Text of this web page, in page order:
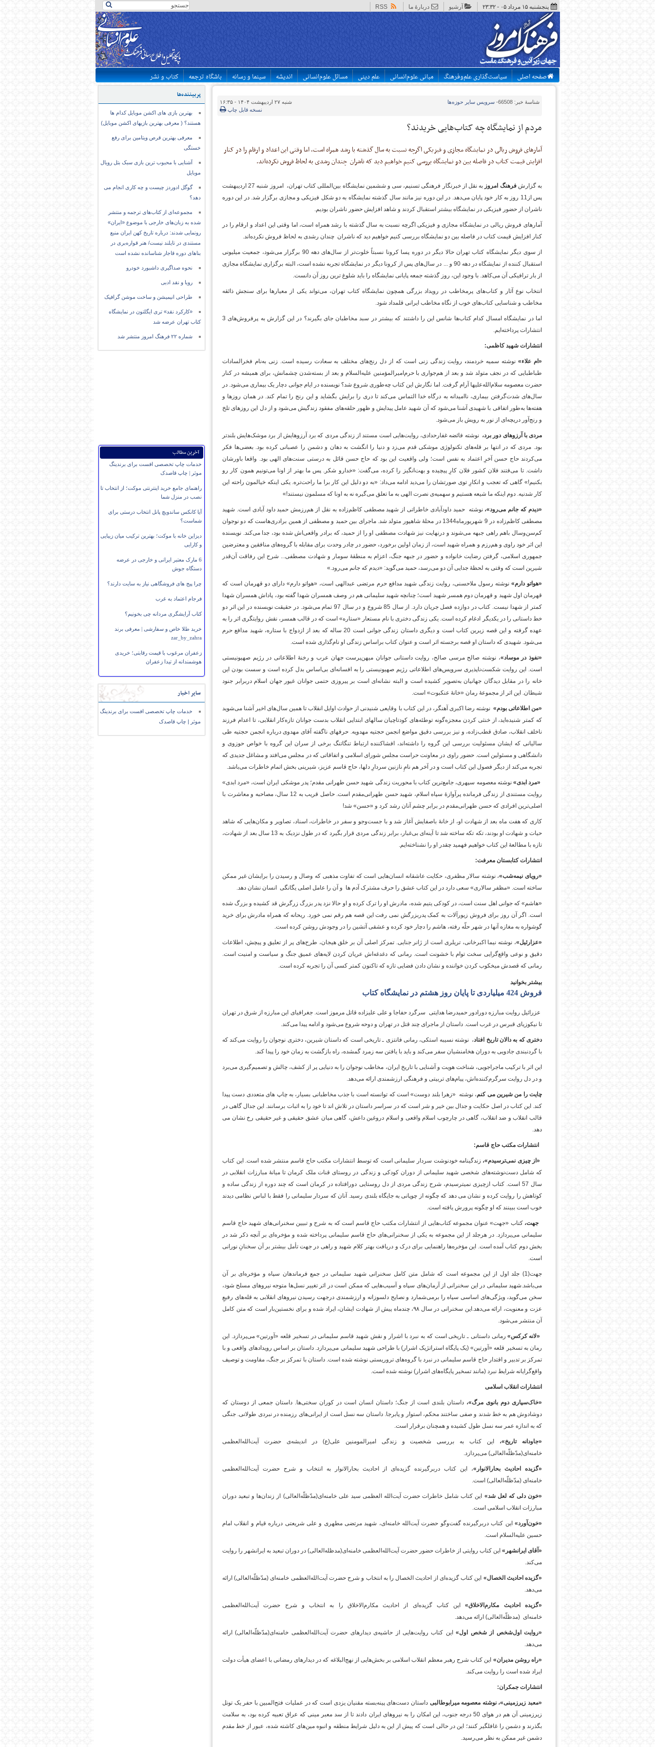
پنجشنبه ۱۵ مرداد ۰۵ - ۲۳:۳۲ آرشیو دربارهٔ ما RSS
پایگاه اطلاع رسانی فرهنگ
امروز
صفحه اصلی سیاست‌گذاری علم‌وفرهنگ مبانی علوم‌انسانی علم دینی مسائل علوم‌انسانی اندیشه سینما و رسانه باشگاه ترجمه کتاب و نشر
پربیننده‌ها
بهترین بازی های اکشن موبایل کدام ها
هستند؟ ( معرفی بهترین بازیهای اکشن موبایل)
معرفی بهترین قرص ویتامین برای رفع
خستگی
آشنایی با محبوب ترین بازی سبک بتل رویال
موبایل
گوگل ادوردز چیست و چه کاری انجام می
دهد؟
مجموعه‌ای از کتاب‌های ترجمه و منتشر
شده به زبان‌های خارجی با موضوع «ایران»
رونمایی شدند: درباره تاریخ کهن ایران منبع
مستندی در تایلند نیست/ هنر قواره‌بری در
بناهای دوره قاجار شناسانده نشده است
نحوه صداگیری داشبورد خودرو
رویا و نقد ادبی
طراحی انیمیشن و ساخت موشن گرافیک
«کارکرد نقد» تری ایگلتون در نمایشگاه
کتاب تهران عرضه شد
شماره ۲۲ فرهنگ امروز منتشر شد
آخرین مطالب
خدمات چاپ تخصصی افست برای برندینگ
موثر | چاپ قاصدک
راهنمای جامع خرید اینترنتی موکت؛ از انتخاب تا
نصب در منزل شما
آیا کانکس ساندویچ پانل انتخاب درستی برای
شماست؟
دیزاین خانه با موکت؛ بهترین ترکیب میان زیبایی
و کارایی
6 مارک معتبر ایرانی و خارجی در عرضه
دستگاه جوش
چرا پیج های فروشگاهی نیاز به سایت دارند؟
فرجام اعتماد به غرب
کتاب آرایشگری مردانه چی بخونیم؟
خرید طلا خاص و سفارشی | معرفی برند
zar_by_zahra
زعفران مرغوب با قیمت رقابتی؛ خریدی
هوشمندانه از تیدا زعفران
سایر اخبار
خدمات چاپ تخصصی افست برای برندینگ
موثر | چاپ قاصدک
شنبه ۲۷ اردیبهشت ۱۴۰۴ - ۱۶:۳۵ شناسهٔ خبر: 66508 - سرویس سایر حوزه‌ها
نسخه قابل چاپ
مردم از نمایشگاه چه کتاب‌هایی خریدند؟
آمارهای فروش ریالی در نمایشگاه مجازی و فیزیکی اگرچه نسبت به سال گذشته با رشد همراه است،‌ اما وقتی این اعداد و ارقام را در کنار
افزایش قیمت کتاب در فاصله بین دو نمایشگاه بررسی کنیم خواهیم دید که ناشران چندان رشدی به لحاظ فروش نکرده‌اند.
به گزارشفرهنگ امروز
به نقل از خبرنگار فرهنگی تسنیم،‌ سی و ششمین نمایشگاه بین‌المللی کتاب تهران، امروز شنبه 27 اردیبهشت
پس از11 روز به کار خود پایان می‌دهد. در این دوره نیز مانند سال گذشته نمایشگاه به دو شکل فیزیکی و مجازی برگزار شد. در این دوره
ناشران از حضور فیزیکی در نمایشگاه بیشتر استقبال کردند و شاهد افزایش حضور ناشران بودیم.
آمارهای فروش ریالی در نمایشگاه مجازی و فیزیکی اگرچه نسبت به سال گذشته با رشد همراه است،‌ اما وقتی این اعداد و ارقام را در
کنار افزایش قیمت کتاب در فاصله بین دو نمایشگاه بررسی کنیم خواهیم دید که ناشران چندان رشدی به لحاظ فروش نکرده‌اند.
از سوی دیگر نمایشگاه کتاب تهران حالا دیگر در دوره پسا کرونا نسبتاً خلوت‌تر از سال‌های دهه 90 برگزار می‌شود،‌ جمعیت میلیونی
استقبال کننده از نمایشگاه در دهه 90 و ... در سال‌های پس از کرونا دیگر در نمایشگاه تجربه نشده است،‌ البته برگزاری نمایشگاه مجازی
از بار ترافیکی آن می‌کاهد. با وجود این، روز گذشته جمعه پایانی نمایشگاه را باید شلوغ ترین روز آن دانست.
انتخاب نوع آثار و کتاب‌های پرمخاطب در رویداد بزرگی همچون نمایشگاه کتاب تهران، می‌تواند یکی از معیارها برای سنجش ذائقه
مخاطب و شناسایی کتاب‌های خوب از نگاه مخاطب ایرانی قلمداد شود.
اما در نمایشگاه امسال کدام کتاب‌ها شانس این را داشتند که بیشتر در سبد مخاطبان جای بگیرند؟ در این گزارش به پرفروش‌های 3
انتشارات پرداخته‌ایم.
انتشارات شهید کاظمی:
«ام علاء»نوشته سمیه خردمند، روایت زندگی زنی است که از دل رنج‌های مختلف به سعادت رسیده است. زنی به‌نام فخرالسادات
طباطبایی که در نجف متولد شد و بعد از هم‌جواری با حرم‌امیرالمؤمنین علیه‌السلام و بعد از بسته‌شدن چشمانش، برای همیشه در کنار
حضرت معصومه سلام‌الله‌علیها آرام گرفت. اما نگارش این کتاب چه‌طوری شروع شد؟ نویسنده در ایام جوانی دچار یک بیماری می‌شود. در
سال‌های شدت‌گرفتن بیماری، ناامیدانه به درگاه خدا التماس می‌کند تا دری را برایش بگشاید و این رنج را تمام کند. در همان روزها و
هفته‌ها به‌طور اتفاقی با شهیدی آشنا می‌شود که آن شهید عامل پیدایش و ظهور حلقه‌های مفقود زندگیش می‌شود و از دل این روزهای تلخ
و رنج‌آور دریچه‌ای از نور به رویش باز می‌شود.
مردی با آرزوهای دور برد،‌ نوشته فائضه غفارحدادی، روایت‌هایی است مستند از زندگی مردی که برد آرزوهایش از برد موشک‌هایش بلندتر
بود. مردی که در انتها بر قله‌های تکنولوژی موشکی قدم می‌زد و دنیا را انگشت به دهان و دشمن را عصبانی کرده بود. بعضی‌ها فکر
می‌کردند حاج حسن آخرِ اعتماد به نفس است؛ ولی واقعیت این بود که حاج حسن قائل به درستی سنت‌های الهی بود. واقعا باورشان
داشت. تا می‌فتند فلان کشور فلان کارِ پیچیده و بهت‌انگیز را کرده، می‌گفت: «خدارو شکر. پس ما بهتر از اونا می‌تونیم همون کار رو
بکنیم!» گاهی که تعجب و انکارِ ‌توی صورتشان را می‌دید ادامه می‌داد: «به دو دلیل این کار برا ما راحت‌تره. یکی اینکه خیالمون راحته این
کار شدنیه. دوم اینکه ما شیعه هستیم و سهمیه‌ی نصرت الهی به ما تعلق می‌گیره نه به اونا که مسلمون نیستند!»
«دیدم که جانم می‌رود»،‌نوشته حمید داودآبادی خاطراتی از شهید مصطفی کاظم‌زاده به نقل از هم‌رزمش حمید داود آبادی است. شهید
مصطفی کاظم‌زاده در 9 شهریورماه1344 در محلۀ شاهپور متولد شد. ماجرای بین حمید و مصطفی از همین برادری‌هاست که دو نوجوان
کم‌سن‌وسال باهم راهی جبهه می‌شوند و درنهایت نیز شهادت مصطفی او را از حمید، که برادر واقعی‌اش شده بود، جدا می‌کند. نویسنده
این اثر خود راوی و هم‌رزم و همراه شهید است، از زمان اولین برخورد، حضور در چادر وحدت برای مقابله با گروه‌های منافقین و معترضین
جمهوری اسلامی، گرفتن رضایت خانواده و حضور در جبهه جنگ، اعزام به منطقۀ سومار و شهادت مصطفی... شرح این رفاقت آن‌قدر
شیرین است که وقتی به لحظۀ جدایی آن دو می‌رسد، حمید می‌گوید: «دیدم که جانم می‌رود.»
«هواتو دارم»نوشته رسول ملاحسنی‌، روایت زندگی شهید مدافع حرم مرتضی عبدالهی است،‌ «هواتو دارم» دارای دو قهرمان است که
قهرمان اول شهید و قهرمان دوم همسر شهید است؛ چنانچه شهید سلیمانی هم در وصف همسران شهدا گفته بود، پاداش همسران شهدا
کمتر از شهدا نیست. کتاب در دوازده فصل جریان دارد. از سال 85 شروع و در سال 97 تمام می­‌شود. در حقیقت نویسنده در این اثر دو
خط داستانی را در یکدیگر ادغام کرده است. یکی زندگی دختری با نام مستعار «ستاره» است که در قالب همسر، نقش روایتگری اثر را به
عهده گرفته و این قصه زیرین کتاب است و دیگری داستان زندگی جوانی است 20 ساله که بعد از ازدواج با ستاره، شهید مدافع حرم
می‌شود. شهیدی که داستان او قصه برجسته اثر است و عنوان کتاب براساس زندگی او نام‌گذاری شده است.
«نفوذ در موساد»، نوشته صالح مرسی صالح، روایت داستانی جوانان میهن‌پرست جهان عرب و رخنۀ اطلاعاتی در رژیم صهیونیستی
است. این روایت شکست‌ناپذیری سرویس‌های اطلاعاتی رژیم صهیونیستی را به افسانه‌ای بی‌اساس بدل کرده است و سست بودن این
خانه را در مقابل دیدگان جهانیان به‌تصویر کشیده است و البته نشانه‌ای است بر پیروزی حتمی جوانان غیور جهان اسلام دربرابر جنود
شیطان. این اثر از مجموعۀ رمان «خانۀ عنکبوت» است.
«من اطلاعاتی بودم» نوشته رضا اکبری آهنگر، در این کتاب با وقایعی شنیدنی از حوادث اوایل انقلاب تا همین سال‌های اخیر آشنا می‌شوید
که کمتر شنیده‌اید، از خنثی کردن معجزه‌گونه توطئه‌های کودتاچیان سالهای ابتدایی انقلاب‌ بدست جوانان تازه‌کار انقلابی، تا اعدام فرزند
ناخلف انقلاب، صادق قطب‌زاده، و نیز بررسی دقیق مواضع انجمن حجتیه مهدویه. حرفهای ناگفته آقای مهدوی درباره انجمن حجتیه طی
سالیانی که ایشان مسئولیت بررسی این گروه را داشته‌اند، افشاکننده ارتباط تنگاتنگ برخی از سران این گروه با خواص حوزوی و
دانشگاهی و مسئولین است. حضور راوی در معاونت حراست مجلس شورای اسلامی و اتفاقاتی که در مجلس می‌افتد و مشاغل جدیدی که
تجربه می‌کند از دیگر فصول این کتاب است و در آخر هم نامِ نازنین سردارِ دلها، حاج قاسم عزیز، شیرینی بخش اتمام خاطرات می‌باشد.
«مرد ابدی» نوشته معصومه سپهری،‌ جامع‌ترین کتاب با محوریت زندگی شهید حسن طهرانی مقدم؛ پدر موشکی ایران است، «مرد ابدی»
روایت مستندی از زندگی فرمانده پرآوازۀ سپاه اسلام، شهید حسن طهرانی‌مقدم است. حاصل قریب به 12 سال، مصاحبه و معاشرت با
اصلی‌ترین افرادی که حسن طهرانی‌مقدم در برابر چشم آنان رشد کرد و «حسن» شد!
کاری که هفت ماه بعد از شهادت او، از خانۀ باصفایش آغاز شد و با جست‌وجو و سفر در خاطرات، اسناد، تصاویر و مکان‌هایی که شاهد
حیات و شهادت او بودند، تکه تکه ساخته شد تا آینه‌ای بی‌غبار، برابر زندگی مردی قرار بگیرد که در طول نزدیک به 13 سال بعد از شهادت،
تازه با مطالعۀ این کتاب خواهیم فهمید چقدر او را نشناخته‌ایم.
انتشارات کتابستان معرفت:
«رویای نیمه‌شب»،‌ نوشته سالار مظفری، حکایت عاشقانه انسان‌هایی است که تفاوت مذهبی که وصال و رسیدن را برایشان غیر ممکن
ساخته است. «مظفر سالاری» سعی دارد در این کتاب عشق را حرف مشترک آدم ها و آن را عامل اصلی یگانگی انسان نشان دهد.
«هاشم» که جوانی اهل سنت است، در کودکی یتیم شده، مادرش او را ترک کرده و او حالا نزد پدر بزرگ زرگرش قد کشیده و بزرگ شده
است. اگر آن روز برای فروش زیورآلات به کمک پدربزرگش نمی رفت این قصه هم رقم نمی خورد. ریحانه که همراه مادرش برای خرید
گوشواره به مغازه آنها در شهر حلّه رفته، هاشم را دچار خود کرده و عشقی آتشین را در وجودش روشن کرده است.
«عزارئیل»، نوشته نیما اکبرخانی،‌ تریلری است از ژانر جنایی. تمرکز اصلی آن بر خلق هیجان، طرح‌های پر از تعلیق و پیچش، اطلاعات
دقیق و نوعی واقع‌گرایی سخت توام با خشونت است. رمانی که دغدغه‌اش عریان کردن لایه‌های عمیق جنگ و سیاست و امنیت است.
رمانی که قصدش میخکوب کردن خواننده و نشان دادن فضایی تازه که تاکنون کمتر کسی آن را تجربه کرده است.
بیشتر بخوانید
فروش 424 میلیاردی تا پایان روز هشتم در نمایشگاه کتاب
عزرائیل روایت مبارزه دورادور حمیدرضا هدایتی سرگرد حفاجا و علی علیزاده قاتل مرموز است. جغرافیای این مبارزه از شرق در تهران
تا نیکوزیای قبرس در غرب است. داستان از ماجرای چند قتل در تهران و دوحه شروع می‌شود و ادامه پیدا می‌کند.
دختری که به دالان تاریخ افتاد، نوشته نسیبه استکی، رمانی فانتزی ـ تاریخی است که داستان شیرین، دختری نوجوان را روایت می‌کند که
با گردنبندی جادویی به دوران هخامنشیان سفر می‌کند و باید با یافتن سه زمرد گمشده، راه بازگشت به زمان خود را پیدا کند.
این اثر با ترکیب ماجراجویی، شناخت هویت و آشنایی با تاریخ ایران، مخاطب نوجوان را به دنیایی پر از کشف، چالش و تصمیم‌گیری می‌برد
و در دل روایت سرگرم‌کننده‌اش، پیام‌های تربیتی و فرهنگی ارزشمندی ارائه می‌دهد.
چایت را من شیرین می کنم،‌ نوشته «زهرا بلند دوست» است که توانسته است با جذب مخاطبانی بسیار، به چاپ های متعددی دست پیدا
کند. این کتاب در اصل حکایت و جدال بین خیر و شر است که در سراسر داستان در تلاش اند تا خود را به اثبات برسانند. این جدال گاهی در
قالب انقلاب و ضد انقلاب، گاهی در چارچوب اسلام واقعی و اسلام دروغین داعش، گاهی میان عشق حقیقی و غیر حقیقی رخ نشان می
دهد.
انتشارات مکتب حاج قاسم:
«از چیزی نمی‌ترسیدم»، زندگینامه‌ خودنوشت سردار سلیمانی است که توسط انتشارات مکتب حاج قاسم منتشر شده است. این کتاب
که شامل دست‌نوشته‌های شخصی شهید سلیمانی از دوران کودکی و زندگی در روستای قنات ملک کرمان تا میانهٔ مبارزات انقلابی در
سال 57 است. کتاب ازچیزی نمیترسیدم، شرح زندگی مردی از دل روستایی دورافتاده در کرمان است که چند دوره از زندگی ساده و
کوتاهش را روایت کرده و نشان می دهد که چگونه از چوپانی به جایگاه بلندی رسید. آنان که سردار سلیمانی را فقط با لباس نظامی دیدند
خوب است ببینند که او چگونه پرورش یافته است.
جهت،‌ کتاب «جهت» عنوان مجموعه کتاب‌هایی از انتشارات مکتب حاج قاسم است که به شرح و تبیین سخنرانی‌های شهید حاج قاسم
سلیمانی می‌پردازد. در هرجلد از این مجموعه به یکی از سخنرانی‌های حاج قاسم سلیمانی پرداخته شده و مؤخره‌ای بر آنچه ذکر شد در
بخش دوم کتاب آمده است. این مؤخره‌ها راهنمایی برای درک و دریافت بهتر کلام شهید و راهی در جهت تأمل بیشتر بر آن سخنانِ نورانی
است.
جهت(1) جلد اول از این مجموعه است که شامل متن کامل سخنرانی شهید سلیمانی در جمع فرماندهان سپاه و مؤخره‌ای بر آن
می‌باشد.شهید سلیمانی در این سخنرانی از آرمان‌های سپاه و آسیب‌هایی که ممکن است در اثر تغییر نسل‌ها متوجه نیروهای مسلح شود،
سخن می‌گوید، ویژگی‌های اساسی سپاه را برمی‌شمارد و نصایح دلسوزانه و ارزشمندی درجهت رسیدن نیروهای انقلابی به قله‌های رفیعِ
عزت و معنویت، ارائه می‌دهد.این سخنرانی در سال ٩٨، چندماه پیش از شهادت ایشان، ایراد شده و برای نخستین‌بار است که متن کامل
آن منتشر می‌شود.
«لانه کرکس» رمانی داستانی ـ تاریخی است که به نبرد با اشرار و نقش شهید قاسم سلیمانی در تسخیر قلعه «آورتین» می‌پردازد. این
رمان به تسخیر قلعه «آورتین» (یک پایگاه استراتژیک اشرار) با طراحی شهید سلیمانی می‌پردازد. داستان بر اساس رویدادهای واقعی و با
تمرکز بر تدبیر و اقتدار حاج قاسم سلیمانی در نبرد با گروه‌های تروریستی نوشته شده است. داستان با تمرکز بر جنگ، مقاومت و توصیف
واقع‌گرایانه شرایط نبرد (مانند تسخیر پایگاه‌های اشرار) نوشته شده است.
انتشارات انقلاب اسلامی
«خاک‌سپاری دوم بانوی مرگ»‌، داستان بلندی است از جنگ؛ داستان انسان است در کوران سختی‌ها. داستان جمعی از دوستان که
دوشادوش هم به خط شدند و صفی ساختند محکم، استوار و پابرجا. داستان سه نسل است از ایرانی‌های رزمنده در نبردی طولانی. جنگی
که به اندازه عمر سه نسل طول کشیده و همچنان برقرار است.
«جاودانه‌ تاریخ»، این کتاب به بررسی شخصیت و زندگی امیرالمومنین علی(ع) در اندیشه‌ی حضرت آیت‌الله‌العظمی
خامنه‌ای(مدّظلّه‌العالی) می‌پردازد.
«گزیده احادیث بحارالانوار»، این کتاب دربرگیرنده گزیده‌ای از احادیث بحارالانوار به انتخاب و شرح حضرت آیت‌الله‌العظمی
خامنه‌ای (مدّظلّه‌العالی) است.
«خون دلی که لعل شد» این کتاب شامل خاطرات حضرت آیت‌الله العظمی سید علی خامنه‌ای(مدّظلّه‌العالی) از زندان‌ها و تبعید دوران
مبارزات انقلاب اسلامی است.
«خون‌آورد» این کتاب دربرگیرنده گفت‌وگو حضرت آیت‌الله خامنه‌ای، شهید مرتضی مطهری و علی شریعتی درباره‌ قیام و انقلاب امام
حسین علیه‌السلام است.
«آقای ایرانشهر» این کتاب روایتی از خاطرات حضور حضرت آیت‌الله‌العظمی خامنه‌ای(مدظله‌العالی) در دوران تبعید به ایرانشهر را روایت
می‌کند.
«گزیده‌ احادیث الخصال» این کتاب گزیده‌ای از احادیث الخصال را به انتخاب و شرح حضرت آیت‌الله‌العظمی خامنه‌ای (مدّظلّه‌العالی) ارائه
می‌دهد.
«گزیده‌ احادیث مکارم‌الاخلاق»
این کتاب گزیده‌ای از احادیث مکارم‌الاخلاق را به انتخاب و شرح حضرت آیت‌الله‌العظمی
خامنه‌ای (مدظلّه‌العالی) ارائه می‌دهد.
«روایت اول‌شخص از شخص اول» این کتاب روایت‌هایی از حاشیه‌ی دیدارهای حضرت آیت‌الله‌العظمی خامنه‌ای(مدّظلّه‌العالی) ارائه
می‌دهد.
«راه روشن مدیران» این کتاب شرح رهبر معظم انقلاب اسلامی بر بخش‌هایی از نهج‌البلاغه که در دیدارهای رمضانی با اعضای هیأت دولت
ایراد شده است را روایت می‌کند.
انتشارات جمکران:
«معبد زیرزمینی»، نوشته معصومه میرابوطالبیداستان دست‌های پینه‌بسته مقنیان یزدی است که در عملیات فتح‌المبین با حفر یک تونل
زیرزمینی آن هم در هوای 50 درجه جنوب، این امکان را به نیروهای ایران دادند تا از سد معبر مینی که عراق تعبیه کرده بود، به سلامت
بگذرند و دشمن را غافلگیر کنند؛ این در حالی است که پیش از این به دلیل شرایط منطقه و انبوه مین‌های کاشته شده، عبور از خط مقدم
دشمن غیر ممکن به نظر می‌رسید.